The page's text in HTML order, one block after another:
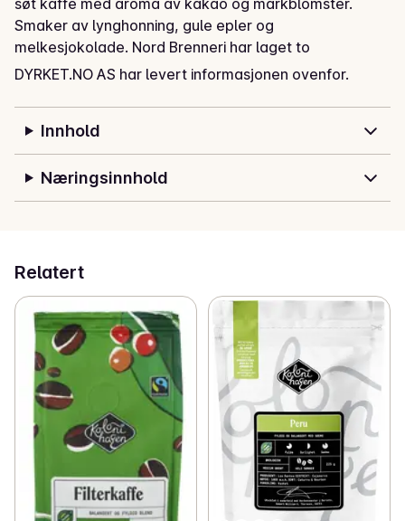
søt kaffe med aroma av kakao og markblomster.
Smaker av lynghonning, gule epler og
melkesjokolade. Nord Brenneri har laget to
brenneprofiler av kaffebønnene fra Cajamarca,
DYRKET.NO AS har levert informasjonen ovenfor.
Innhold
Næringsinnhold
Relatert